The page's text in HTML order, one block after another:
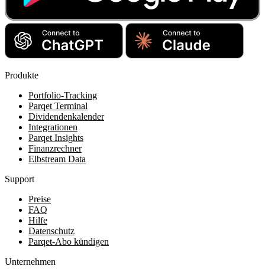
Produkte
Portfolio-Tracking
Parqet Terminal
Dividendenkalender
Integrationen
Parqet Insights
Finanzrechner
Elbstream Data
Support
Preise
FAQ
Hilfe
Datenschutz
Parqet-Abo kündigen
Unternehmen